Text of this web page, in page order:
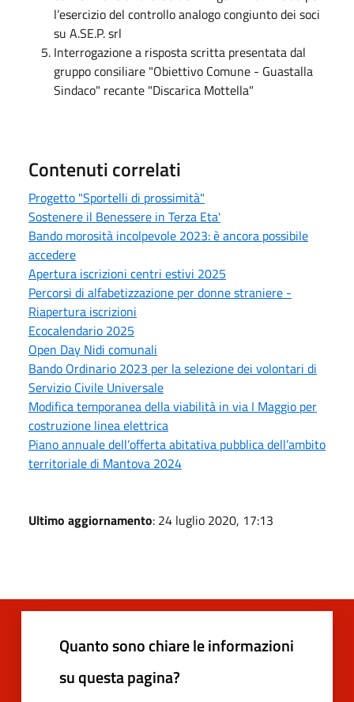
l’esercizio del controllo analogo congiunto dei soci
su A.SE.P. srl
Interrogazione a risposta scritta presentata dal
gruppo consiliare "Obiettivo Comune - Guastalla
Sindaco" recante "Discarica Mottella"
Contenuti correlati
Progetto "Sportelli di prossimità"
Sostenere il Benessere in Terza Eta'
Bando morosità incolpevole 2023: è ancora possibile
accedere
Apertura iscrizioni centri estivi 2025
Percorsi di alfabetizzazione per donne straniere -
Riapertura iscrizioni
Ecocalendario 2025
Open Day Nidi comunali
Bando Ordinario 2023 per la selezione dei volontari di
Servizio Civile Universale
Modifica temporanea della viabilità in via I Maggio per
costruzione linea elettrica
Piano annuale dell’offerta abitativa pubblica dell’ambito
territoriale di Mantova 2024
Ultimo aggiornamento: 24 luglio 2020, 17:13
Quanto sono chiare le informazioni
su questa pagina?